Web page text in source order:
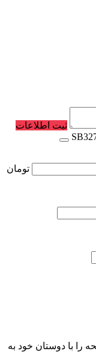
ثبت اطلاعات
تومان
را با دوستان خود به